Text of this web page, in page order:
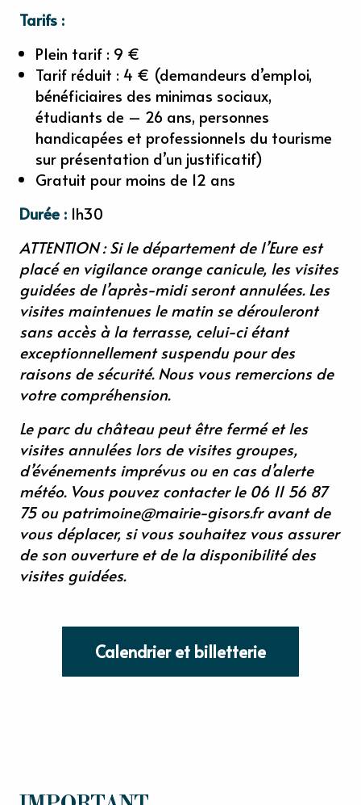
Tarifs :
Plein tarif : 9 €
Tarif réduit : 4 € (demandeurs d’emploi,
bénéficiaires des minimas sociaux,
étudiants de – 26 ans, personnes
handicapées et professionnels du tourisme
sur présentation d’un justificatif)
Gratuit pour moins de 12 ans
Durée : 1h30
ATTENTION : Si le département de l’Eure est
placé en vigilance orange canicule, les visites
guidées de l’après-midi seront annulées. Les
visites maintenues le matin se dérouleront
sans accès à la terrasse, celui-ci étant
exceptionnellement suspendu pour des
raisons de sécurité. Nous vous remercions de
votre compréhension.
Le parc du château peut être fermé et les
visites annulées lors de visites groupes,
d’événements imprévus ou en cas d’alerte
météo. Vous pouvez contacter le 06 11 56 87
75 oupatrimoine@mairie-gisors.fravant de
vous déplacer, si vous souhaitez vous assurer
de son ouverture et de la disponibilité des
visites guidées.
Calendrier et billetterie